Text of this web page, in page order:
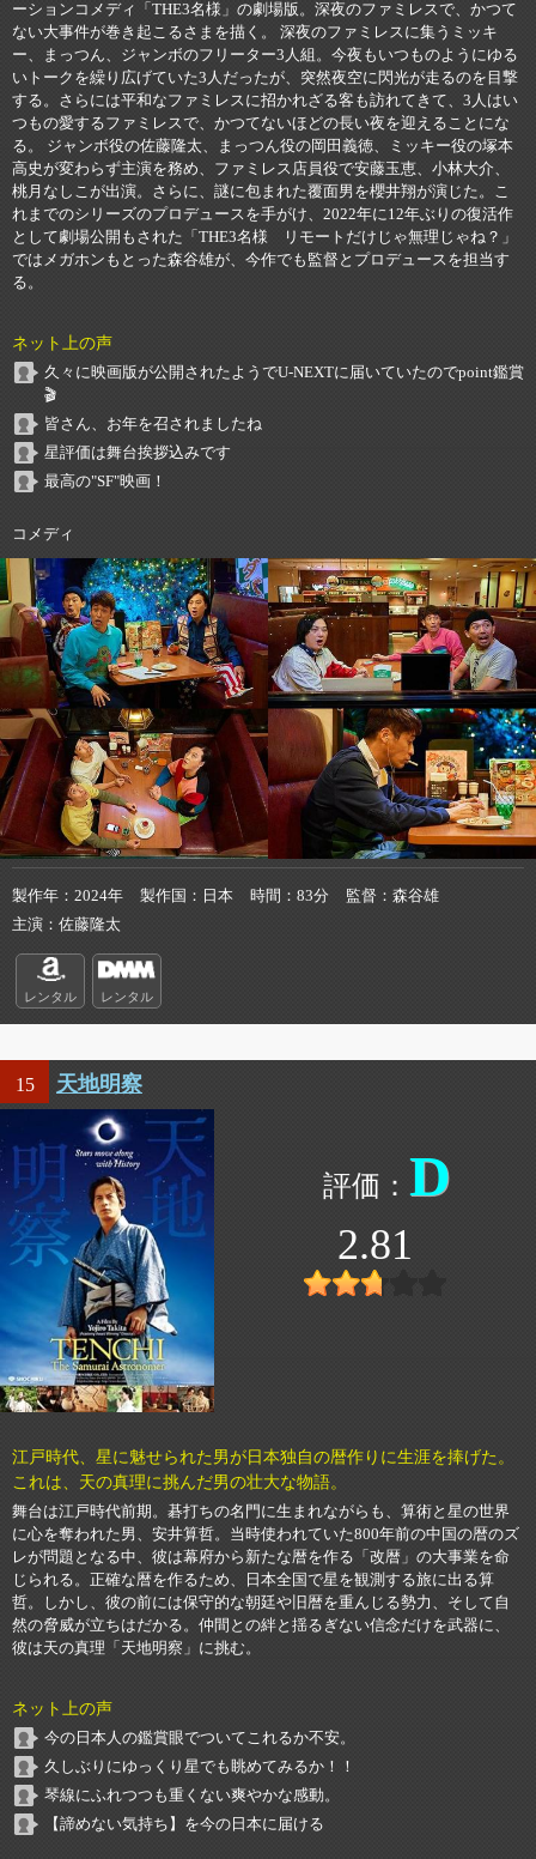
ーションコメディ「THE3名様」の劇場版。深夜のファミレスで、かつて
ない大事件が巻き起こるさまを描く。 深夜のファミレスに集うミッキ
ー、まっつん、ジャンボのフリーター3人組。今夜もいつものようにゆる
いトークを繰り広げていた3人だったが、突然夜空に閃光が走るのを目撃
する。さらには平和なファミレスに招かれざる客も訪れてきて、3人はい
つもの愛するファミレスで、かつてないほどの長い夜を迎えることにな
る。 ジャンボ役の佐藤隆太、まっつん役の岡田義徳、ミッキー役の塚本
高史が変わらず主演を務め、ファミレス店員役で安藤玉恵、小林大介、
桃月なしこが出演。さらに、謎に包まれた覆面男を櫻井翔が演じた。こ
れまでのシリーズのプロデュースを手がけ、2022年に12年ぶりの復活作
として劇場公開もされた「THE3名様 リモートだけじゃ無理じゃね？」
ではメガホンもとった森谷雄が、今作でも監督とプロデュースを担当す
る。
ネット上の声
久々に映画版が公開されたようでU-NEXTに届いていたのでpoint鑑賞
🎬
皆さん、お年を召されましたね
星評価は舞台挨拶込みです
最高の"SF"映画！
コメディ
製作年 2024年 製作国 日本 時間 83分 監督
森谷雄
主演
佐藤隆太
レンタル レンタル
15 天地明察
D
2.81
江戸時代、星に魅せられた男が日本独自の暦作りに生涯を捧げた。
これは、天の真理に挑んだ男の壮大な物語。
舞台は江戸時代前期。碁打ちの名門に生まれながらも、算術と星の世界
に心を奪われた男、安井算哲。当時使われていた800年前の中国の暦のズ
レが問題となる中、彼は幕府から新たな暦を作る「改暦」の大事業を命
じられる。正確な暦を作るため、日本全国で星を観測する旅に出る算
哲。しかし、彼の前には保守的な朝廷や旧暦を重んじる勢力、そして自
然の脅威が立ちはだかる。仲間との絆と揺るぎない信念だけを武器に、
彼は天の真理「天地明察」に挑む。
ネット上の声
今の日本人の鑑賞眼でついてこれるか不安。
久しぶりにゆっくり星でも眺めてみるか！！
琴線にふれつつも重くない爽やかな感動。
【諦めない気持ち】を今の日本に届ける